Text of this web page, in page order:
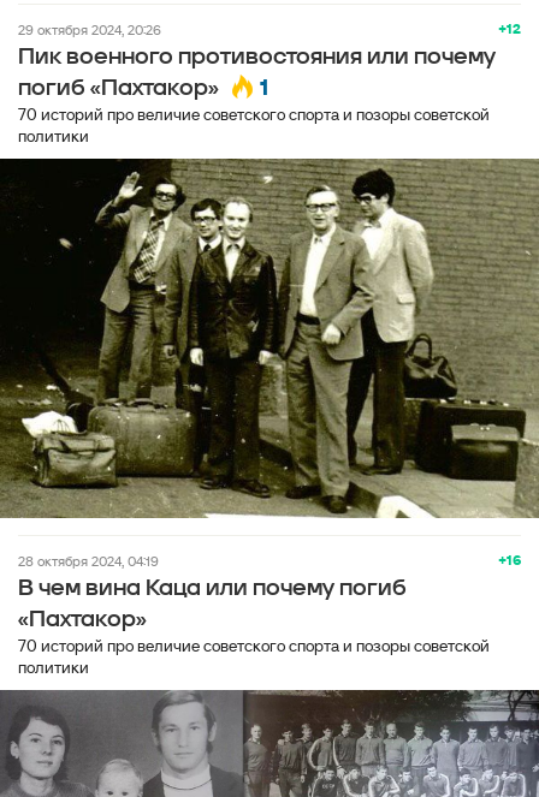
+12
29 октября 2024, 20:26
Пик военного противостояния или почему
погиб «Пахтакор»
1
70 историй про величие советского спорта и позоры советской
политики
+16
28 октября 2024, 04:19
В чем вина Каца или почему погиб
«Пахтакор»
70 историй про величие советского спорта и позоры советской
политики